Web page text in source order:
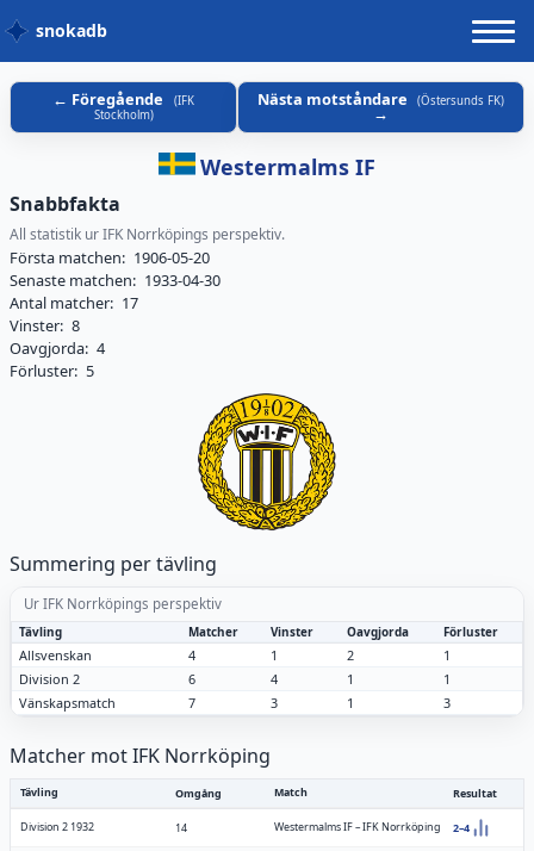
snokadb
Föregående (IFK
Stockholm)
Nästa motståndare (Östersunds FK)
Westermalms IF
Snabbfakta
All statistik ur IFK Norrköpings perspektiv.
Första matchen: 1906-05-20
Senaste matchen: 1933-04-30
Antal matcher: 17
Vinster: 8
Oavgjorda: 4
Förluster: 5
Summering per tävling
Ur IFK Norrköpings perspektiv
Tävling Matcher Vinster Oavgjorda Förluster
Allsvenskan 4 1 2
1
Division 2
6 4 1
1
Vänskapsmatch
7 3 1 3
Matcher mot IFK Norrköping
Tävling Omgång Match Resultat
Division 2 1932 14 Westermalms IF–IFK Norrköping 2–4